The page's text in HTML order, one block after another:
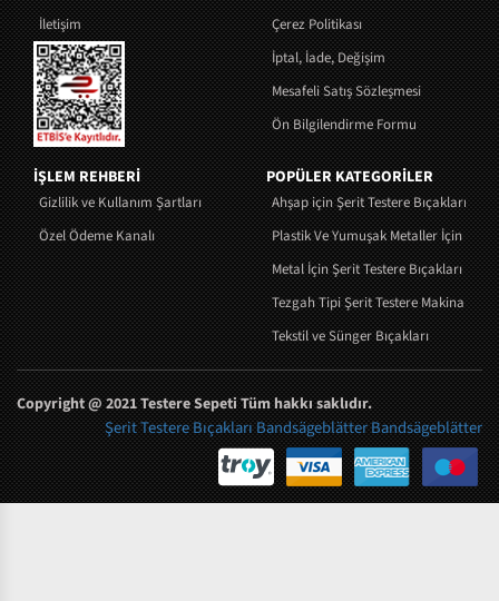
İletişim
Çerez Politikası
İptal, İade, Değişim
Mesafeli Satış Sözleşmesi
Ön Bilgilendirme Formu
İŞLEM REHBERİ
Gizlilik ve Kullanım Şartları
Özel Ödeme Kanalı
POPÜLER KATEGORİLER
Ahşap için Şerit Testere Bıçakları
Plastik Ve Yumuşak Metaller İçin Şerit
Metal İçin Şerit Testere Bıçakları
Tezgah Tipi Şerit Testere Makinaları
Tekstil ve Sünger Bıçakları
Copyright @ 2021 Testere Sepeti Tüm hakkı saklıdır.
Şerit Testere BıçaklarıBandsägeblätterBandsägeblätter